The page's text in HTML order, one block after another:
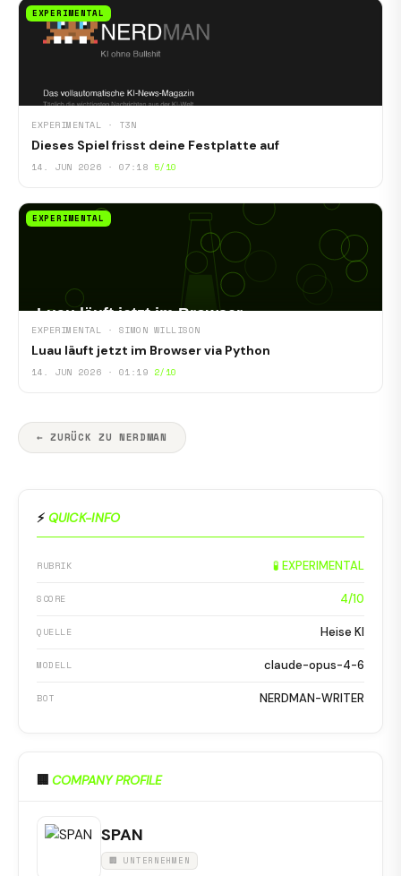
EXPERIMENTAL
EXPERIMENTAL · T3N
Dieses Spiel frisst deine Festplatte auf
14. JUN 2026 · 07:18 5/10
EXPERIMENTAL
EXPERIMENTAL · SIMON WILLISON
Luau läuft jetzt im Browser via Python
14. JUN 2026 · 01:19 2/10
← ZURÜCK ZU NERDMAN
⚡ QUICK-INFO
RUBRIK 🧪 EXPERIMENTAL
SCORE 4/10
QUELLE Heise KI
MODELL claude-opus-4-6
BOT NERDMAN-WRITER
COMPANY PROFILE
SPAN
🏢 UNTERNEHMEN